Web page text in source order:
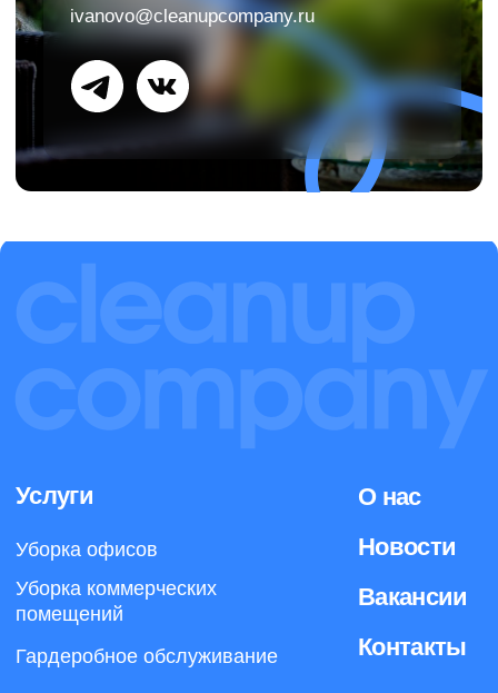
ОГРН: 1124437000390
© 2013-2026 Клининговая компания «КлинАп
Иваново» — в борьбе за чистоту
ИНН: 4414014340